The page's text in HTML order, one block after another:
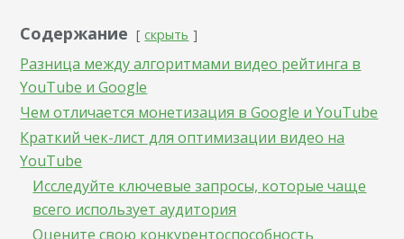
Содержание скрыть
Разница между алгоритмами видео рейтинга в
YouTube и Google
Чем отличается монетизация в Google и YouTube
Краткий чек-лист для оптимизации видео на
YouTube
Исследуйте ключевые запросы, которые чаще
всего использует аудитория
Оцените свою конкурентоспособность